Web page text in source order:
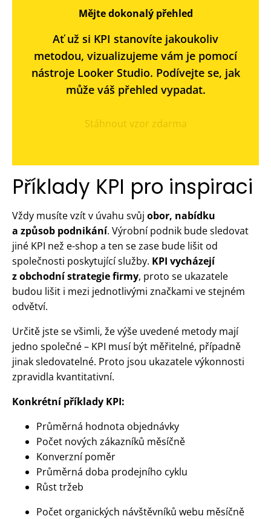
Mějte dokonalý přehled
Ať už si KPI stanovíte jakoukoliv
metodou, vizualizujeme vám je pomocí
nástroje Looker Studio. Podívejte se, jak
může váš přehled vypadat.
Stáhnout vzor zdarma
Příklady KPI pro inspiraci
Vždy musíte vzít v úvahu svůj obor, nabídku
a způsob podnikání. Výrobní podnik bude sledovat
jiné KPI než e-shop a ten se zase bude lišit od
společnosti poskytující služby. KPI vycházejí
z obchodní strategie firmy, proto se ukazatele
budou lišit i mezi jednotlivými značkami ve stejném
odvětví.
Určitě jste se všimli, že výše uvedené metody mají
jedno společné – KPI musí být měřitelné, případně
jinak sledovatelné. Proto jsou ukazatele výkonnosti
zpravidla kvantitativní.
Konkrétní příklady KPI:
Průměrná hodnota objednávky
Počet nových zákazníků měsíčně
Konverzní poměr
Průměrná doba prodejního cyklu
Růst tržeb
Počet organických návštěvníků webu měsíčně